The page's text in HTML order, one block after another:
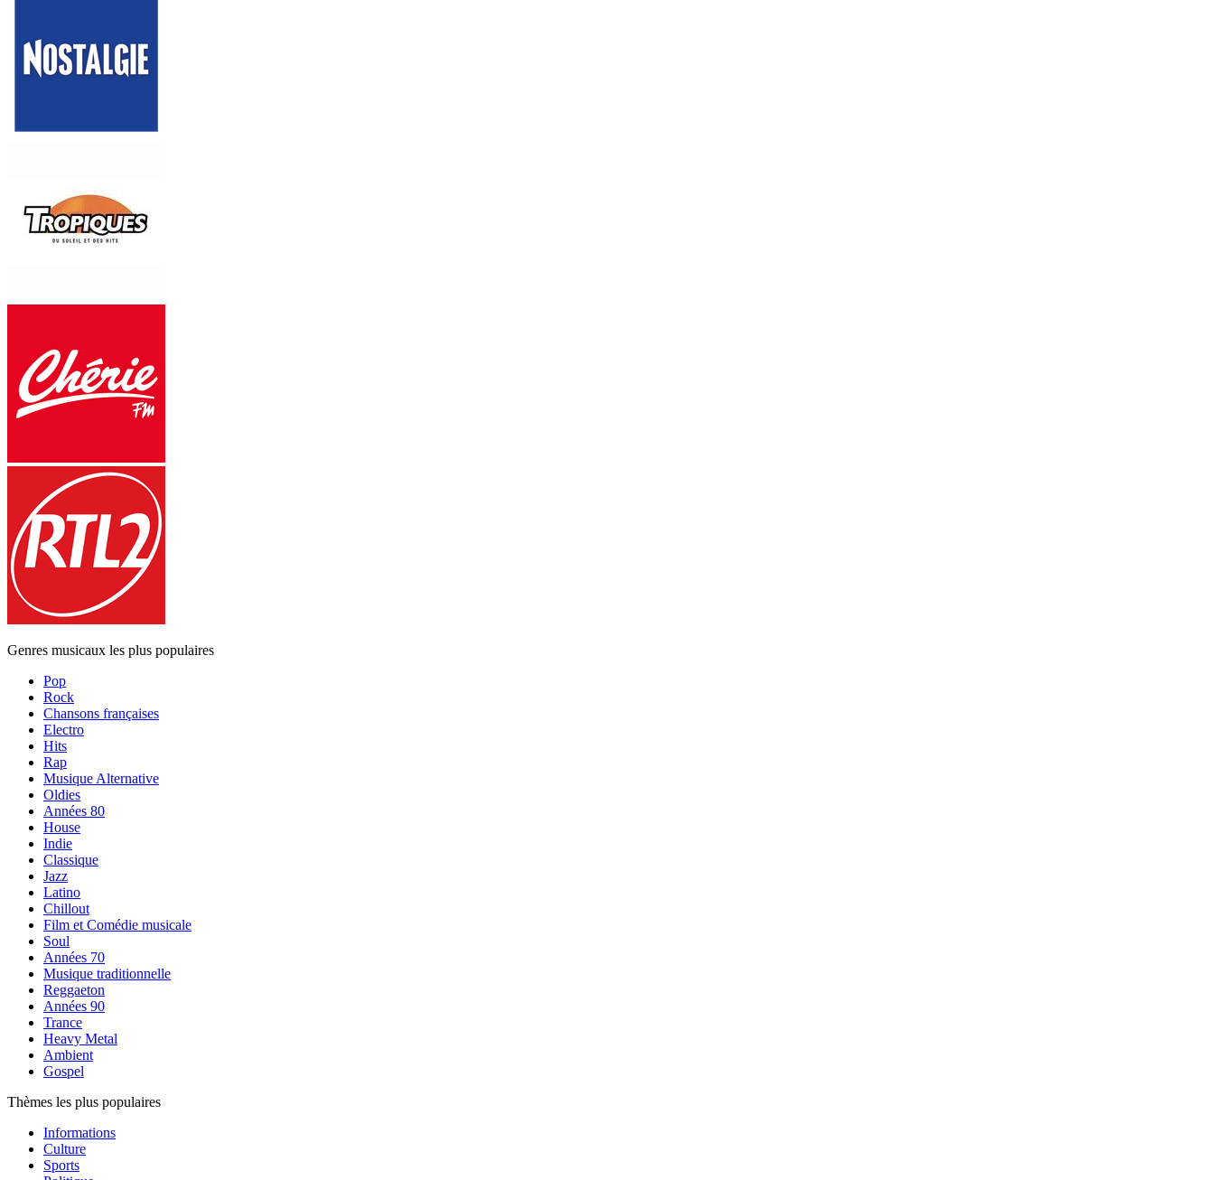
Genres musicaux les plus populaires
Pop
Rock
Chansons françaises
Electro
Hits
Rap
Musique Alternative
Oldies
Années 80
House
Indie
Classique
Jazz
Latino
Chillout
Film et Comédie musicale
Soul
Années 70
Musique traditionnelle
Reggaeton
Années 90
Trance
Heavy Metal
Ambient
Gospel
Thèmes les plus populaires
Informations
Culture
Sports